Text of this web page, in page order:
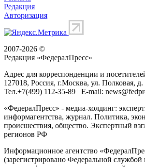
Редакция
Авторизация
2007-2026 ©
Редакция «ФедералПресс»
Адрес для корреспонденции и
127018, Россия, г.Москва, ул. Полковая, д.
Тел.+7(499) 112-35-89 E-mail:
«ФедералПресс» - медиа-холдинг:
информагентства, журнал. Политика,
происшествия, общество. Экспертный
регионов РФ
Информационное агентство
(зарегистрировано Федеральной службой